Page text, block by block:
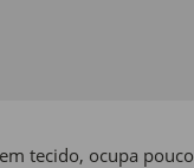
tecido, ocupa